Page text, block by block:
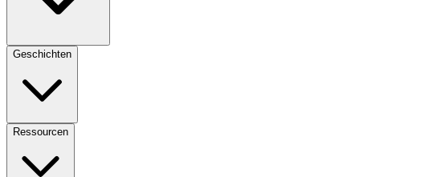
Geschichten
Ressourcen